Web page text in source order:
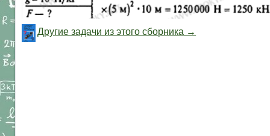
Другие задачи из этого сборника →